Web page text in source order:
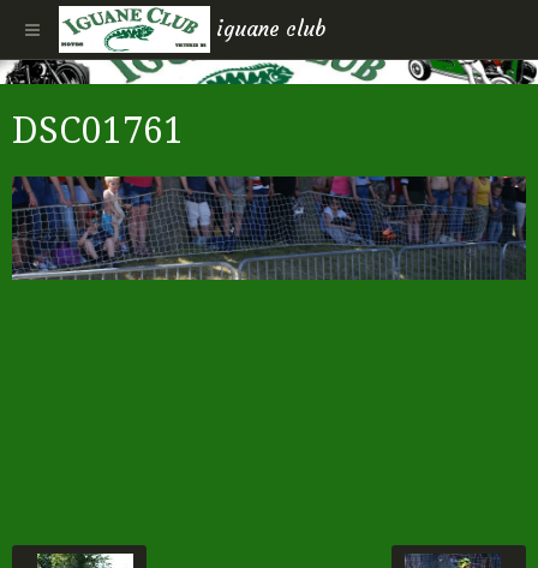
iguane club
DSC01761